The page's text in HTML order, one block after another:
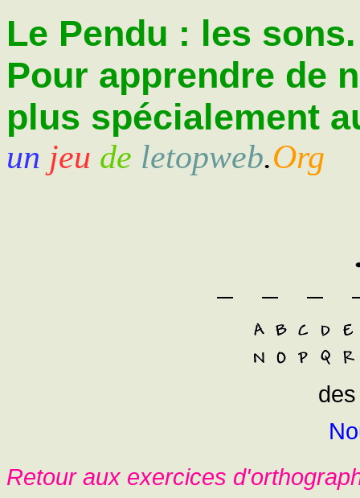
Le Pendu : les sons.
Pour apprendre de
plus spécialement
un jeu de letopweb.Org
Retour aux exercices